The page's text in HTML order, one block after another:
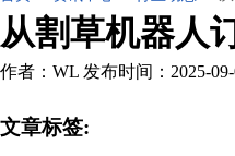
从割草机器人
作者：WL 发布时间：2025-
文章标签: